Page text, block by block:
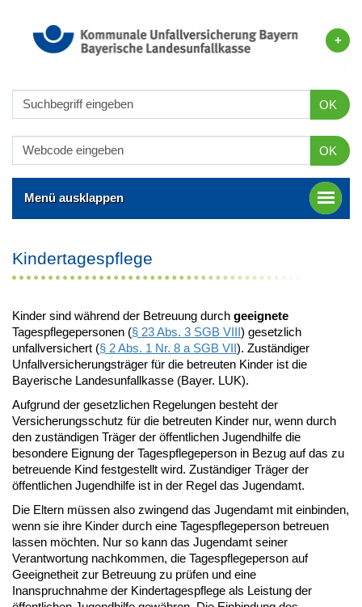
OK
OK
Menü ausklappen
Kindertagespflege
Kinder sind während der Betreuung durch geeignete
Tagespflegepersonen (§ 23 Abs. 3 SGB VIII) gesetzlich
unfallversichert (§ 2 Abs. 1 Nr. 8 a SGB VII). Zuständiger
Unfallversicherungsträger für die betreuten Kinder ist die
Bayerische Landesunfallkasse (Bayer. LUK).
Aufgrund der gesetzlichen Regelungen besteht der
Versicherungsschutz für die betreuten Kinder nur, wenn durch
den zuständigen Träger der öffentlichen Jugendhilfe die
besondere Eignung der Tagespflegeperson in Bezug auf das zu
betreuende Kind festgestellt wird. Zuständiger Träger der
öffentlichen Jugendhilfe ist in der Regel das Jugendamt.
Die Eltern müssen also zwingend das Jugendamt mit einbinden,
wenn sie ihre Kinder durch eine Tagespflegeperson betreuen
lassen möchten. Nur so kann das Jugendamt seiner
Verantwortung nachkommen, die Tagespflegeperson auf
Geeignetheit zur Betreuung zu prüfen und eine
Inanspruchnahme der Kindertagespflege als Leistung der